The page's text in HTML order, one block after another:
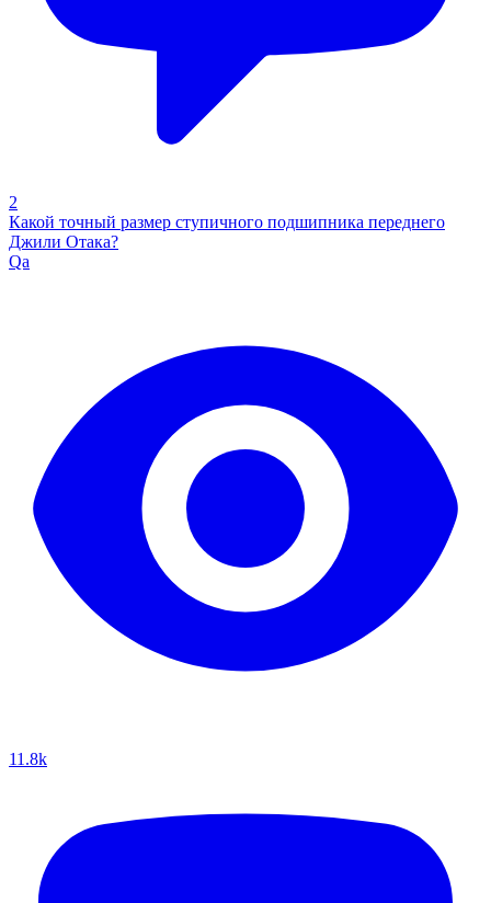
2
Какой точный размер ступичного подшипника переднего
Джили Отака?
Qa
11.8k